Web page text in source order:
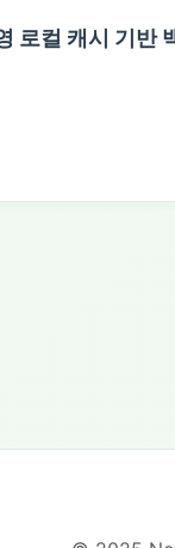
로컬 캐시 기반